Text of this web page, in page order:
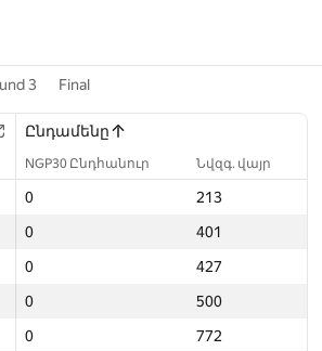
3 Final
Ընդամենը
NGP30 Ընդհանուր Նվզգ. վայր
0
213
0
401
0
427
0
500
0
772